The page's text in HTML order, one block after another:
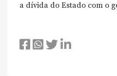
a dívida do Estado com o